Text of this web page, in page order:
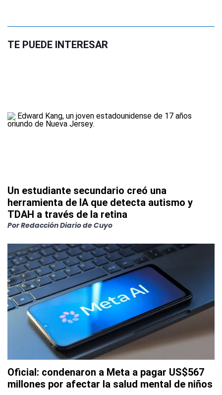
TE PUEDE INTERESAR
Un estudiante secundario creó una
herramienta de IA que detecta autismo y
TDAH a través de la retina
PorRedacción Diario de Cuyo
Oficial: condenaron a Meta a pagar US$567
millones por afectar la salud mental de niños